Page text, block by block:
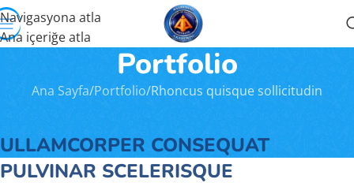
Navigasyona atla
Ana içeriğe atla
Portfolio
Ana Sayfa Portfolio Rhoncus quisque sollicitudin
ULLAMCORPER CONSEQUAT
PULVINAR SCELERISQUE